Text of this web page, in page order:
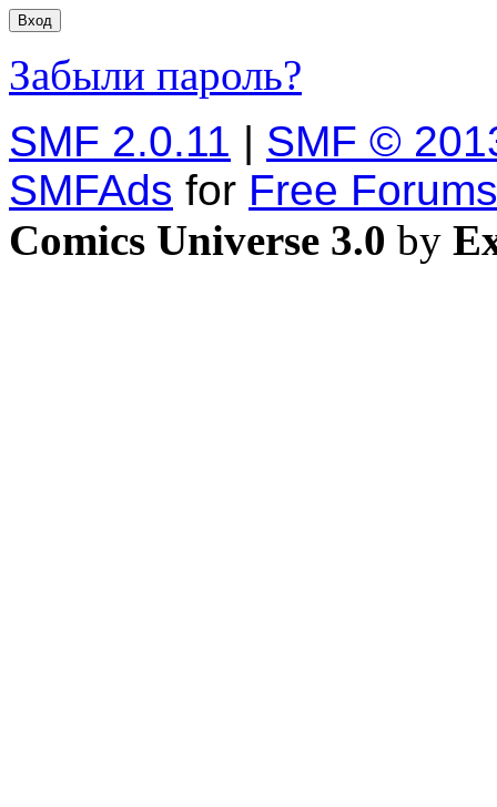
Забыли пароль?
SMF 2.0.11 | SMF ©
SMFAds for Free Forums
Comics Universe 3.0 by